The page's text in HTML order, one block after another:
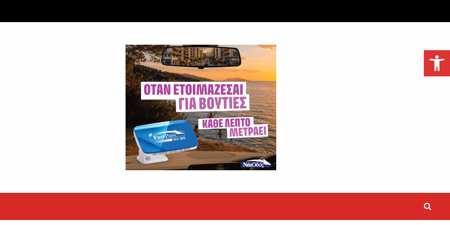
τα EBITDA το εξάμηνο
επιδόσεις κατά...
Ανοίξτε τη γραμμή εργαλείων